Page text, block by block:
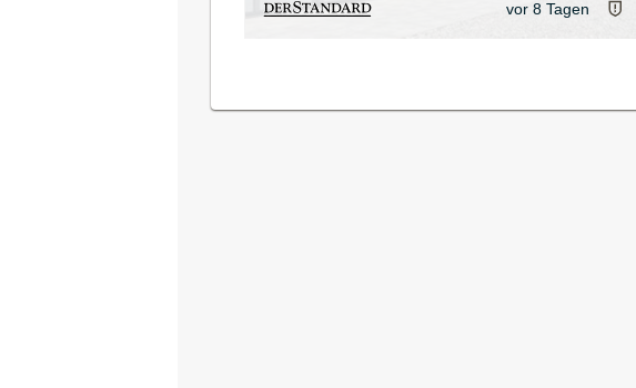
vor 8 Tagen